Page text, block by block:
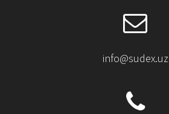
info@sudex.uz